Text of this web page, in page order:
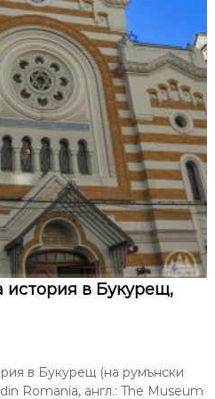
история в Букурещ,
в Букурещ (на румънски
Romania, англ.: The Museum